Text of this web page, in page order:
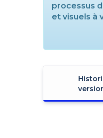
processus
et visuels à